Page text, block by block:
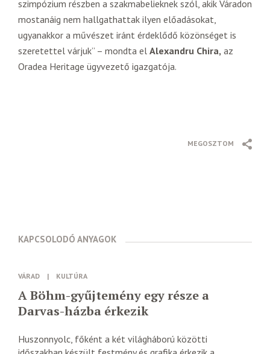
szimpózium részben a szakmabelieknek szól, akik Váradon
mostanáig nem hallgathattak ilyen előadásokat,
ugyanakkor a művészet iránt érdeklődő közönséget is
szeretettel várjuk” – mondta el Alexandru Chira, az
Oradea Heritage ügyvezető igazgatója.
MEGOSZTOM
KAPCSOLODÓ ANYAGOK
VÁRAD | KULTÚRA
A Böhm-gyűjtemény egy része a
Darvas-házba érkezik
Huszonnyolc, főként a két világháború közötti